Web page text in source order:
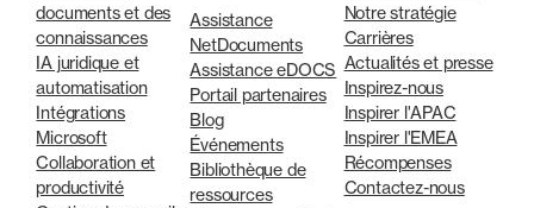
documents et des
connaissances
IA juridique et
automatisation
Intégrations
Microsoft
Collaboration et
productivité
Assistance
NetDocuments
Assistance eDOCS
Portail partenaires
Blog
Événements
Bibliothèque de
ressources
Notre stratégie
Carrières
Actualités et presse
Inspirez-nous
Inspirer l'APAC
Inspirer l'EMEA
Récompenses
Contactez-nous